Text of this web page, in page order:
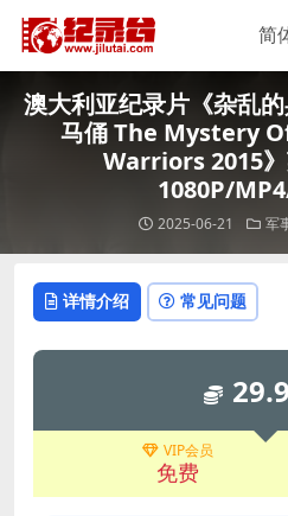
澳大利亚纪录片《杂乱
马俑 The Mystery
Warriors 2015
1080P/
2025-06-21 军
详情介绍 常见问题
29.9
VIP会员
免费